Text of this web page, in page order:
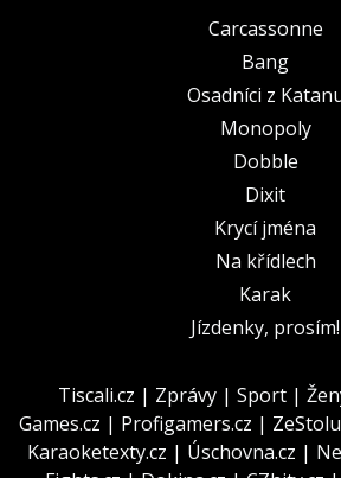
Carcassonne
Bang
Osadníci z
Monopoly
Dobble
Dixit
Krycí jména
Na křídlech
Karak
Jízdenky, prosím!
Tiscali.cz | Zprávy | Sport |
Games.cz | Profigamers.cz |
Karaoketexty.cz | Úschovna.cz |